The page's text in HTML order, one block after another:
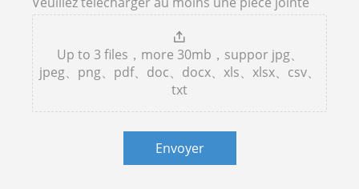
Up to 3 files，more 30mb，suppor jpg、
jpeg、png、pdf、doc、docx、xls、xlsx、csv、
txt
Envoyer